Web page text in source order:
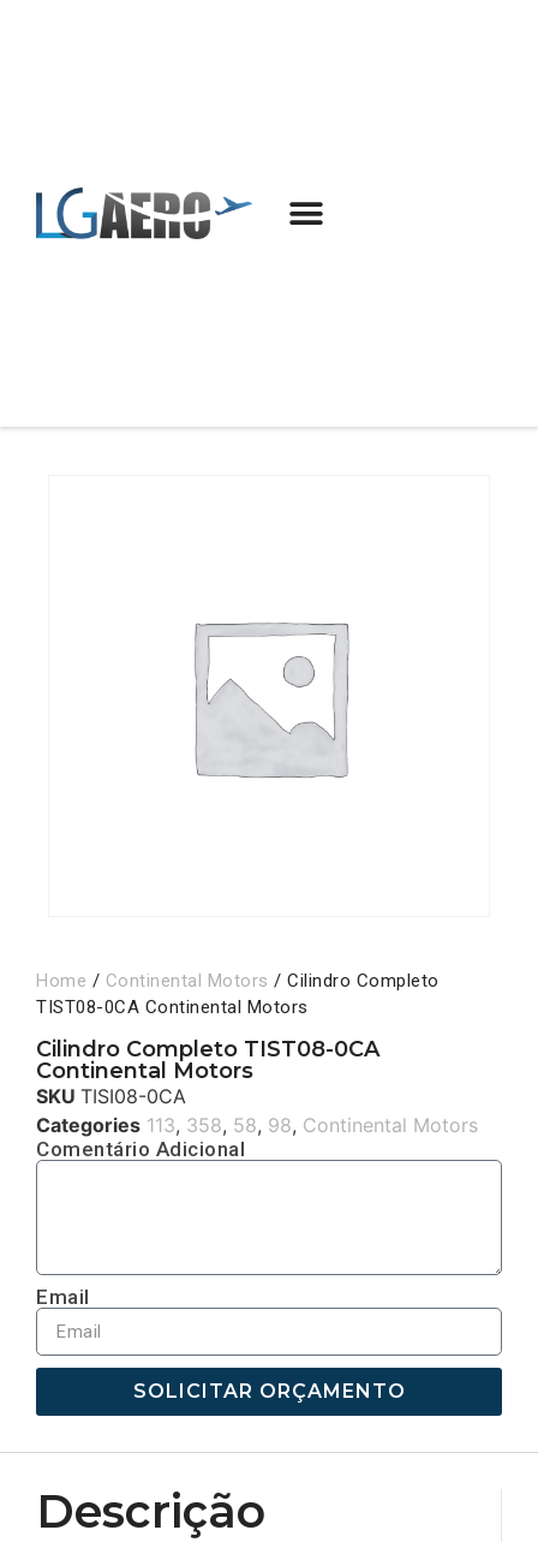
Home / Continental Motors / Cilindro Completo
TIST08-0CA Continental Motors
Cilindro Completo TIST08-0CA
Continental Motors
SKU TISI08-0CA
Categories 113, 358, 58, 98, Continental Motors
Comentário Adicional
Email
SOLICITAR ORÇAMENTO
Descrição